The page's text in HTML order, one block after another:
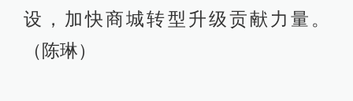
设，加快商城转型升级贡献力量。
（陈琳）